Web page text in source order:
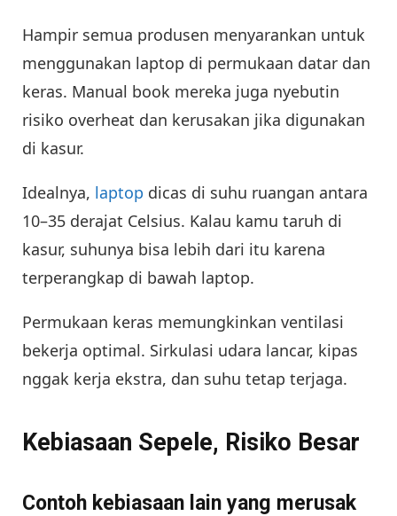
Hampir semua produsen menyarankan untuk
menggunakan laptop di permukaan datar dan
keras. Manual book mereka juga nyebutin
risiko overheat dan kerusakan jika digunakan
di kasur.
Idealnya, laptop dicas di suhu ruangan antara
10–35 derajat Celsius. Kalau kamu taruh di
kasur, suhunya bisa lebih dari itu karena
terperangkap di bawah laptop.
Permukaan keras memungkinkan ventilasi
bekerja optimal. Sirkulasi udara lancar, kipas
nggak kerja ekstra, dan suhu tetap terjaga.
Kebiasaan Sepele, Risiko Besar
Contoh kebiasaan lain yang merusak